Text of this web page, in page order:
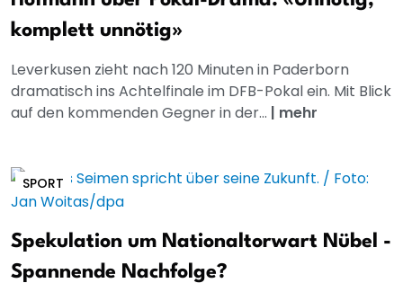
komplett unnötig»
Leverkusen zieht nach 120 Minuten in Paderborn
dramatisch ins Achtelfinale im DFB-Pokal ein. Mit Blick
auf den kommenden Gegner in der... | mehr
SPORT
Spekulation um Nationaltorwart Nübel -
Spannende Nachfolge?